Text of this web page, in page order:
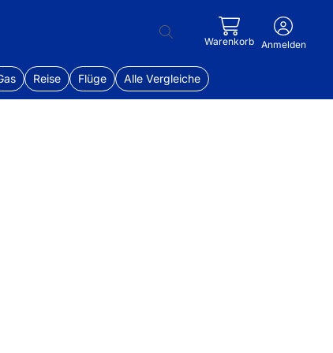
Warenkorb Anmelden
Reise Flüge Alle Vergleiche